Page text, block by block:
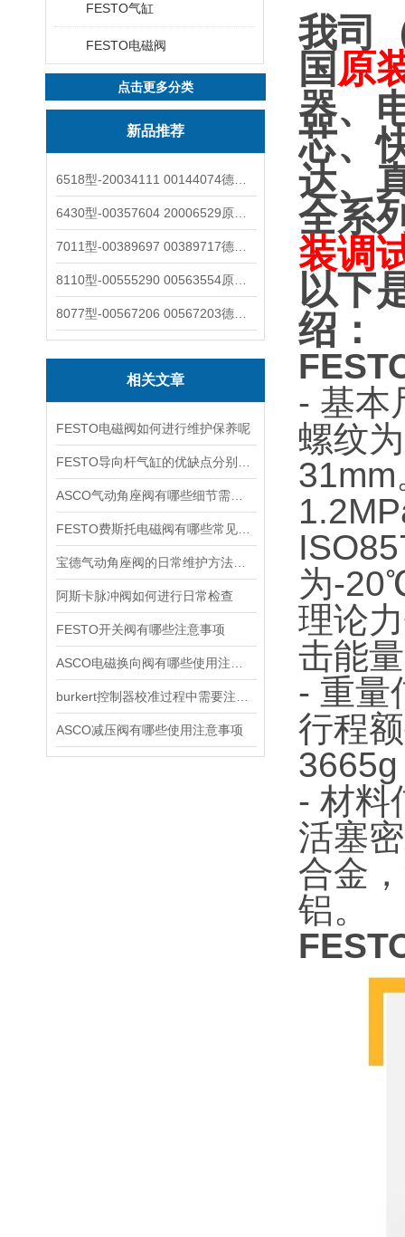
FESTO气缸
FESTO电磁阀
点击更多分类
新品推荐
相关文章
FESTO电磁阀如何进行维护保养呢
阿斯卡脉冲阀如何进行日常检查
FESTO开关阀有哪些注意事项
ASCO减压阀有哪些使用注意事项
我司
国 原
器、
芯、
达、
全系
装调
以下
绍：
- 基本
螺纹
31mm
为-
理论
击能
- 重量
行程
- 材料
活塞
合金
铝。